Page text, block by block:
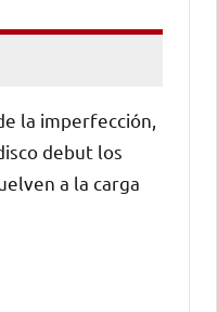
la imperfección,
debut los
a la carga